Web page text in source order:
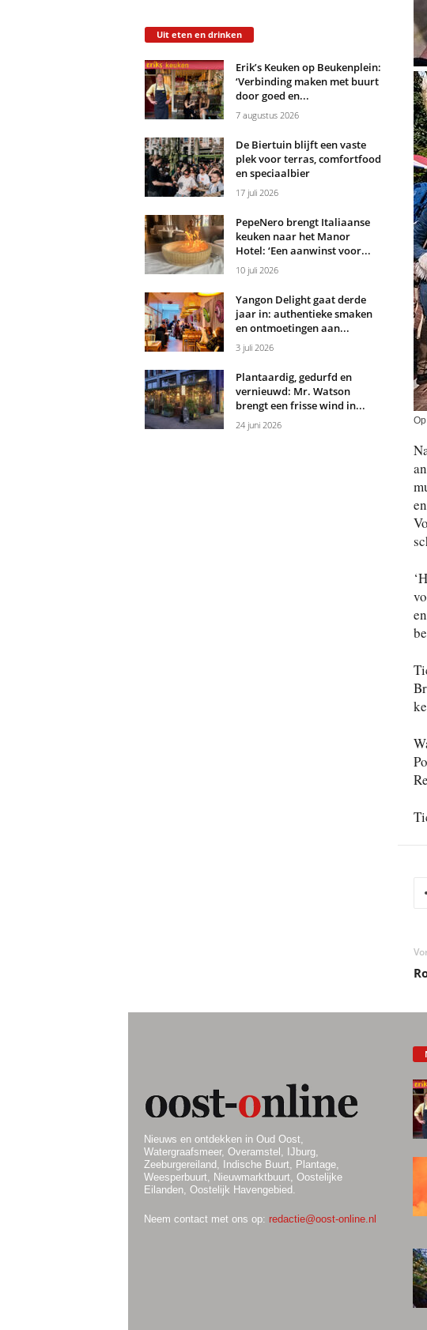
Uit eten en drinken
Erik’s Keuken op Beukenplein:
‘Verbinding maken met buurt
door goed en...
7 augustus 2026
De Biertuin blijft een vaste
plek voor terras, comfortfood
en speciaalbier
17 juli 2026
PepeNero brengt Italiaanse
keuken naar het Manor
Hotel: ‘Een aanwinst voor...
10 juli 2026
Yangon Delight gaat derde
jaar in: authentieke smaken
en ontmoetingen aan...
3 juli 2026
Plantaardig, gedurfd en
vernieuwd: Mr. Watson
brengt een frisse wind in...
24 juni 2026
Nieuws en ontdekken in Oud Oost,
Watergraafsmeer, Overamstel, IJburg,
Zeeburgereiland, Indische Buurt, Plantage,
Weesperbuurt, Nieuwmarktbuurt, Oostelijke
Eilanden, Oostelijk Havengebied.
Neem contact met ons op: redactie@oost-online.nl